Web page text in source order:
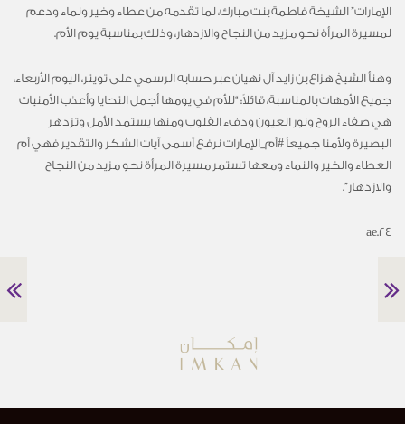
الإمارات” الشيخة فاطمة بنت مبارك، لما تقدمه من عطاء وخير ونماء ودعم
لمسيرة المرأة نحو مزيد من النجاح والازدهار، وذلك بمناسبة يوم الأم.
وهنأ الشيخ هزاع بن زايد آل نهيان عبر حسابه الرسمي على تويتر، اليوم الأربعاء،
جميع الأمهات بالمناسبة، قائلاً: “للأم في يومها أجمل التحايا وأعذب الأمنيات
هي صفاء الروح ونور العيون ودفء القلوب ومنها يستمد الأمل وتزدهر
البصيرة ولأمنا جميعاً #أم_الإمارات نرفع أسمى آيات الشكر والتقدير فهي أم
العطاء والخير والنماء ومعها تستمر مسيرة المرأة نحو مزيد من النجاح
والازدهار”.
24.ae